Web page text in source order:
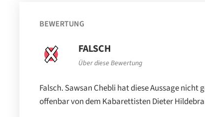
BEWERTUNG
FALSCH
Über diese Bewertung
Falsch. Sawsan Chebli hat diese Aussage nicht
offenbar von dem Kabarettisten Dieter